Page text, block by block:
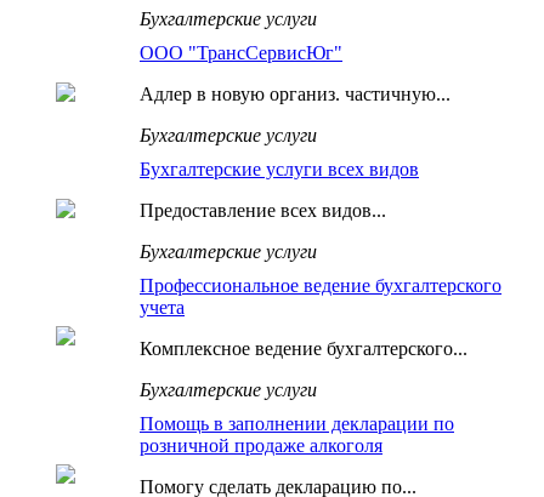
Бухгалтерские услуги
ООО "ТрансСервисЮг"
Адлер в новую организ. частичную...
Бухгалтерские услуги
Бухгалтерские услуги всех видов
Предоставление всех видов...
Бухгалтерские услуги
Профессиональное ведение бухгалтерского
учета
Комплексное ведение бухгалтерского...
Бухгалтерские услуги
Помощь в заполнении декларации по
розничной продаже алкоголя
Помогу сделать декларацию по...